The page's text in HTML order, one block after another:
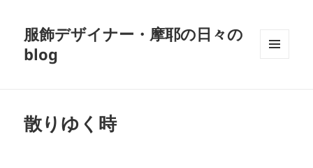
服飾デザイナー・摩耶の日々の
blog
散りゆく時